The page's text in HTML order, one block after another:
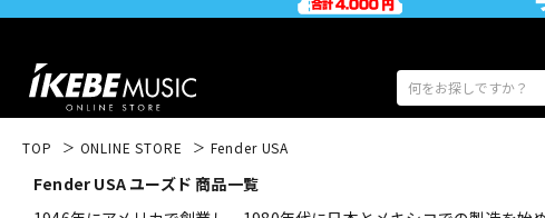
エレキギター
TOP ONLINE STORE Fender USA
Fender USA ユーズド 商品一覧